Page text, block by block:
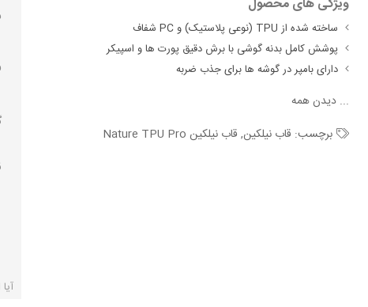
ویژگی های محصول
ساخته شده از TPU (نوعی پلاستیک) و PC شفاف
پوشش کامل بدنه گوشی با برش دقیق پورت ها و اسپیکر
دارای بامپر در گوشه ها برای جذب ضربه
...دیدن همه
برچسب: قاب نیلکین, قاب نیلکین Nature TPU Pro